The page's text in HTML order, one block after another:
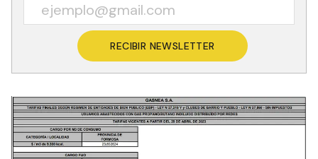
RECIBIR NEWSLETTER